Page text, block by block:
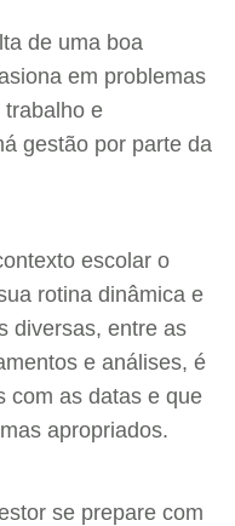
de uma boa
em problemas
e
gestão por parte da
escolar o
rotina dinâmica e
diversas, entre as
e análises, é
com as datas e que
apropriados.
se prepare com